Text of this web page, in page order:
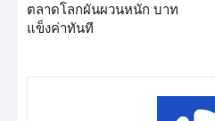
ตลาดโลกผันผวนหนัก บาท
แข็งค่าทันที